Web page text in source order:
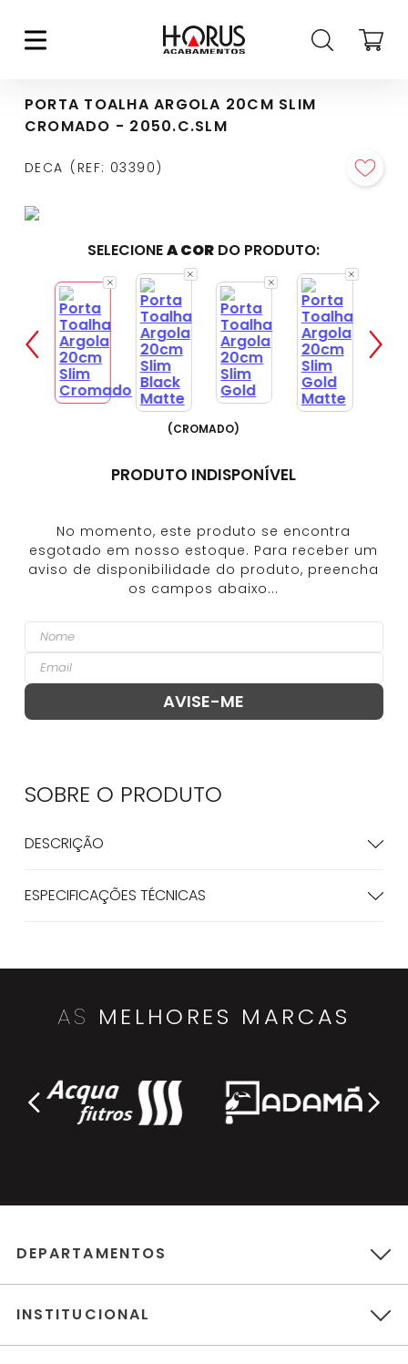
PORTA TOALHA ARGOLA 20CM SLIM
CROMADO - 2050.C.SLM
DECA REF: 03390
SELECIONEA COR DO PRODUTO:
(CROMADO)
PRODUTO INDISPONÍVEL
SOBRE O PRODUTO
DESCRIÇÃO
ESPECIFICAÇÕES TÉCNICAS
AS MELHORES MARCAS
DEPARTAMENTOS
INSTITUCIONAL